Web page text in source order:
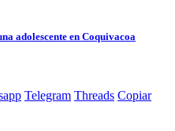
adolescente en Coquivacoa
Telegram Threads Copiar